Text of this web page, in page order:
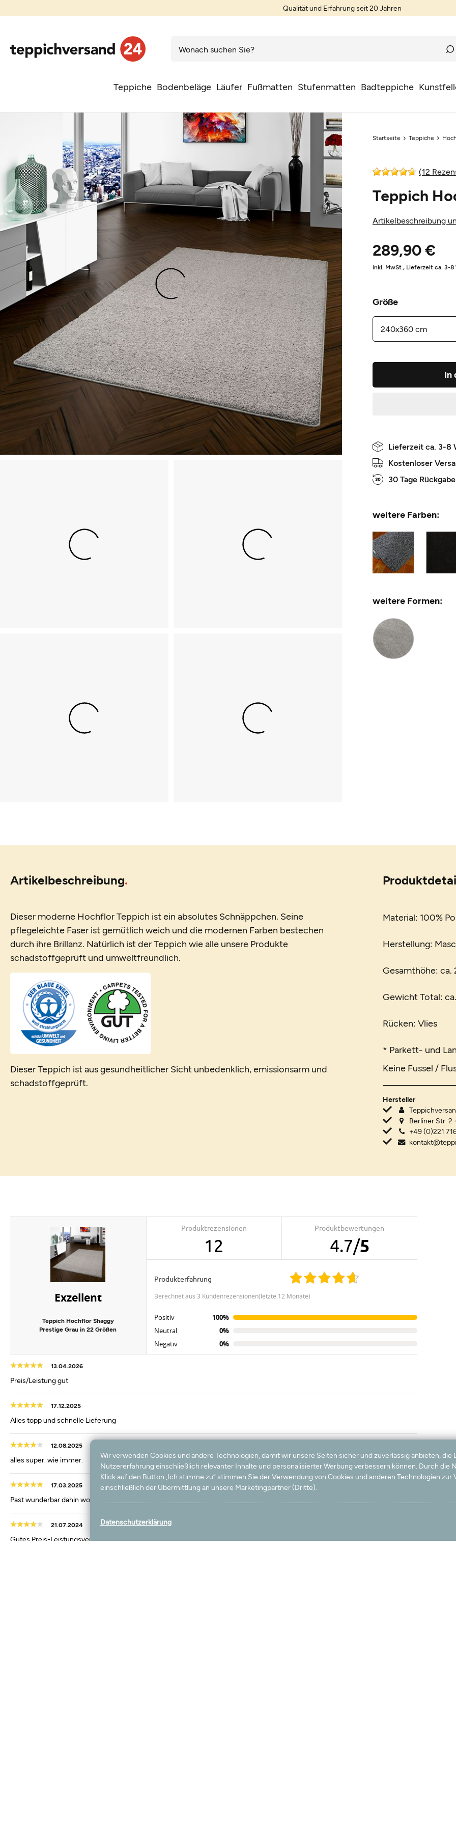
Qualität und Erfahrung seit 20 Jahren
Teppiche Bodenbeläge Läufer Fußmatten Stufenmatten Badteppiche
Startseite Teppiche
(12
Teppich
Artikelbeschreibung
289,90 €
inkl. MwSt., Lieferzeit ca. 3-8
Größe
In
Lieferzeit ca. 3-8
Kostenloser
30 Tage
weitere Farben:
weitere Formen:
Artikelbeschreibung
Dieser moderne Hochflor Teppich ist ein absolutes Schnäppchen. Seine
pflegeleichte Faser ist gemütlich weich und die modernen Farben bestechen
durch ihre Brillanz. Natürlich ist der Teppich wie alle unsere Produkte
schadstoffgeprüft und umweltfreundlich.
Dieser Teppich ist aus gesundheitlicher Sicht unbedenklich, emissionsarm und
schadstoffgeprüft.
Material: 100%
Herstellung:
Gesamthöhe: ca.
Gewicht Total:
Rücken: Vlies
* Parkett- und
Keine Fussel /
Hersteller
Berliner Str.
+49 (0)221
Exzellent
Teppich Hochflor Shaggy
Prestige Grau in 22 Größen
Produktrezensionen
12
Produktbewertungen
4.7/5
Produkterfahrung
berechnet aus 3 Kundenrezensionen(letzte 12 Monate)
Positiv
100%
Neutral
0%
Negativ
0%
13.04.2026
Preis/Leistung gut
17.12.2025
Alles topp und schnelle Lieferung
12.08.2025
alles super. wie immer.
17.03.2025
Past wunderbar dahin wo er liegt
21.07.2024
Gutes Preis-Leistungsverhältnis
Wir verwenden Cookies und andere Technologien, damit wir unsere Seiten sicher und zuverlässig anbieten, die
Nutzererfahrung einschließlich relevanter Inhalte und personalisierter Werbung verbessern können. Durch die
Klick auf den Button „Ich stimme zu“ stimmen Sie der Verwendung von Cookies und anderen Technologien zur
einschließlich der Übermittlung an unsere Marketingpartner (Dritte).
Datenschutzerklärung